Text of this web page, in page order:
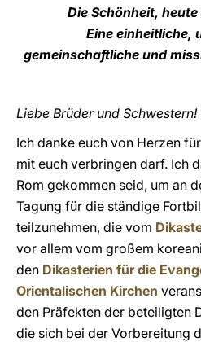
Die Schönheit,
Eine einheitliche,
gemeinschaftliche und
Liebe Brüder und Schwestern!
Ich danke euch von Herzen
mit euch verbringen darf. Ich
Rom gekommen seid, um an
Tagung für die ständige
teilzunehmen, die vom
vor allem vom großem
den Dikasterien für die
Orientalischen Kirchen
den Präfekten der beteiligten
die sich bei der Vorbereitung